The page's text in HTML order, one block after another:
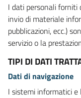
I dati personali
invio di materiale
pubblicazioni, ecc.)
servizio o la
TIPI DI DATI
Dati di navigazione
I sistemi informatici